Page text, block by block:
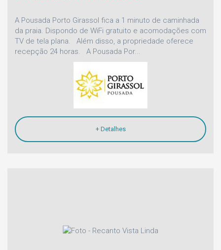
A Pousada Porto Girassol fica a 1 minuto de caminhada
da praia. Dispondo de WiFi gratuito e acomodações com
TV de tela plana. Além disso, a propriedade oferece
recepção 24 horas. A Pousada Por...
+ Detalhes